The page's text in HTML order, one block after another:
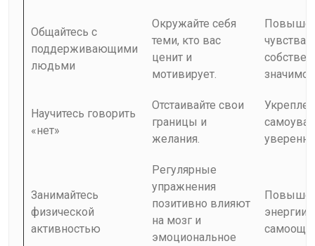
Общайтесь с
поддерживающими
людьми
Окружайте себя
теми, кто вас
ценит и
мотивирует.
чувства
Научитесь говорить
«нет»
Отстаивайте свои
границы и
желания.
Занимайтесь
физической
активностью
Регулярные
упражнения
позитивно влияют
на мозг и
эмоциональное
энергии